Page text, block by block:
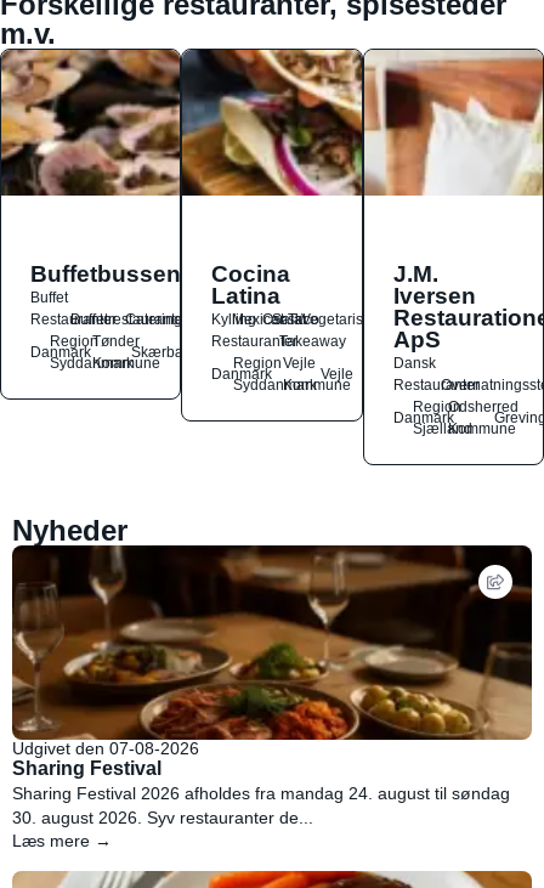
m.v.
Buffetbussen
Buffet
Restauranter
Buffetrestauranter
Catering
Danmark
Region
Syddanmark
Tønder
Kommune
Skærbæk
Cocina
Latina
Kylling
Mexicansk
OstSalat
TacoVegetarisk
RestauranterTakeaway
Danmark
Region
Syddanmark
Vejle
Kommune
Vejle
J.M.
Iversen
ApS
Dansk
Restauranter
Danmark
Region
Sjælland
Odsherred
Kommune
Nyheder
Udgivet den 07-08-2026
Sharing Festival
Sharing Festival 2026 afholdes fra mandag 24. august til søndag
30. august 2026. Syv restauranter de...
Læs mere →